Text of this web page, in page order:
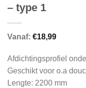
– type 1
Vanaf: €18,99
Afdichtingsprofiel
Geschikt voor o.a
Lengte: 2200 mm